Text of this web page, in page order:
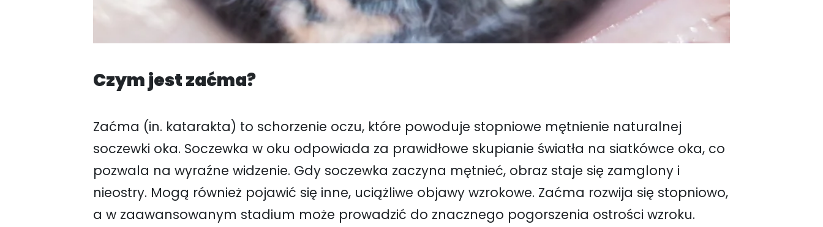
Czym jest zaćma?
Zaćma (in. katarakta) to schorzenie oczu, które powoduje stopniowe mętnienie naturalnej
soczewki oka. Soczewka w oku odpowiada za prawidłowe skupianie światła na siatkówce oka, co
pozwala na wyraźne widzenie. Gdy soczewka zaczyna mętnieć, obraz staje się zamglony i
nieostry. Mogą również pojawić się inne, uciążliwe objawy wzrokowe. Zaćma rozwija się stopniowo,
a w zaawansowanym stadium może prowadzić do znacznego pogorszenia ostrości wzroku.